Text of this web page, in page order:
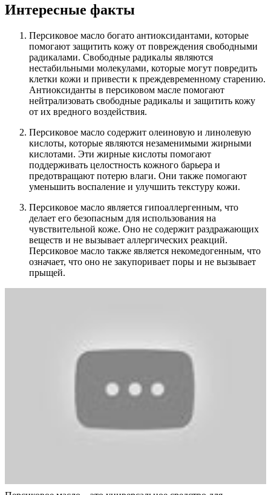
Интересные факты
Персиковое масло богато антиоксидантами, которые
помогают защитить кожу от повреждения свободными
радикалами. Свободные радикалы являются
нестабильными молекулами, которые могут повредить
клетки кожи и привести к преждевременному старению.
Антиоксиданты в персиковом масле помогают
нейтрализовать свободные радикалы и защитить кожу
от их вредного воздействия.
Персиковое масло содержит олеиновую и линолевую
кислоты, которые являются незаменимыми жирными
кислотами. Эти жирные кислоты помогают
поддерживать целостность кожного барьера и
предотвращают потерю влаги. Они также помогают
уменьшить воспаление и улучшить текстуру кожи.
Персиковое масло является гипоаллергенным, что
делает его безопасным для использования на
чувствительной коже. Оно не содержит раздражающих
веществ и не вызывает аллергических реакций.
Персиковое масло также является некомедогенным, что
означает, что оно не закупоривает поры и не вызывает
прыщей.